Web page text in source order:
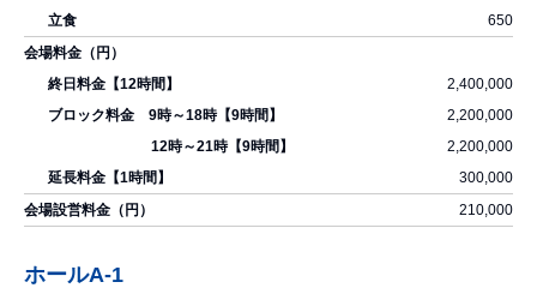
650
2,400,000
2,200,000
2,200,000
300,000
210,000
ホールA-1